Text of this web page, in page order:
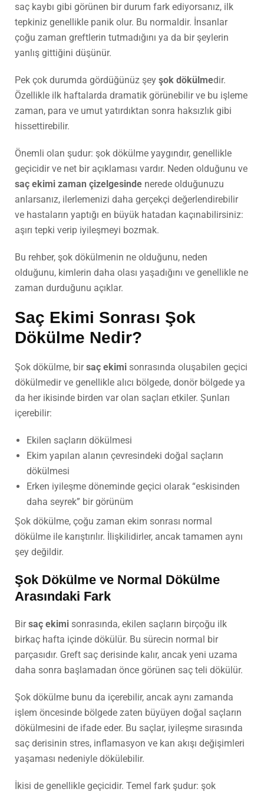
saç kaybı gibi görünen bir durum fark ediyorsanız, ilk
tepkiniz genellikle panik olur. Bu normaldir. İnsanlar
çoğu zaman greftlerin tutmadığını ya da bir şeylerin
yanlış gittiğini düşünür.
Pek çok durumda gördüğünüz şey şok dökülmedir.
Özellikle ilk haftalarda dramatik görünebilir ve bu işleme
zaman, para ve umut yatırdıktan sonra haksızlık gibi
hissettirebilir.
Önemli olan şudur: şok dökülme yaygındır, genellikle
geçicidir ve net bir açıklaması vardır. Neden olduğunu ve
saç ekimi zaman çizelgesinde nerede olduğunuzu
anlarsanız, ilerlemenizi daha gerçekçi değerlendirebilir
ve hastaların yaptığı en büyük hatadan kaçınabilirsiniz:
aşırı tepki verip iyileşmeyi bozmak.
Bu rehber, şok dökülmenin ne olduğunu, neden
olduğunu, kimlerin daha olası yaşadığını ve genellikle ne
zaman durduğunu açıklar.
Saç Ekimi Sonrası Şok
Dökülme Nedir?
Şok dökülme, birsaç ekimi sonrasında oluşabilen geçici
dökülmedir ve genellikle alıcı bölgede, donör bölgede ya
da her ikisinde birden var olan saçları etkiler. Şunları
içerebilir:
Ekilen saçların dökülmesi
Ekim yapılan alanın çevresindeki doğal saçların
dökülmesi
Erken iyileşme döneminde geçici olarak “eskisinden
daha seyrek” bir görünüm
Şok dökülme, çoğu zaman ekim sonrası normal
dökülme ile karıştırılır. İlişkilidirler, ancak tamamen aynı
şey değildir.
Şok Dökülme ve Normal Dökülme
Arasındaki Fark
Birsaç ekimi sonrasında, ekilen saçların birçoğu ilk
birkaç hafta içinde dökülür. Bu sürecin normal bir
parçasıdır. Greft saç derisinde kalır, ancak yeni uzama
daha sonra başlamadan önce görünen saç teli dökülür.
Şok dökülme bunu da içerebilir, ancak aynı zamanda
işlem öncesinde bölgede zaten büyüyen doğal saçların
dökülmesini de ifade eder. Bu saçlar, iyileşme sırasında
saç derisinin stres, inflamasyon ve kan akışı değişimleri
yaşaması nedeniyle dökülebilir.
İkisi de genellikle geçicidir. Temel fark şudur: şok